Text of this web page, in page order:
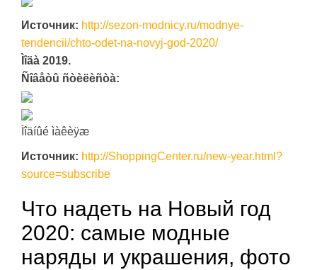
Источник: http://sezon-modnicy.ru/modnye-
tendencii/chto-odet-na-novyj-god-2020/
Ìîäà 2019.
Ñîâåòû ñòèëèñòà:
Ìîäíûé ìàêèÿæ
Источник: http://ShoppingCenter.ru/new-year.html?
source=subscribe
Что надеть на Новый год
2020: самые модные
наряды и украшения, фото